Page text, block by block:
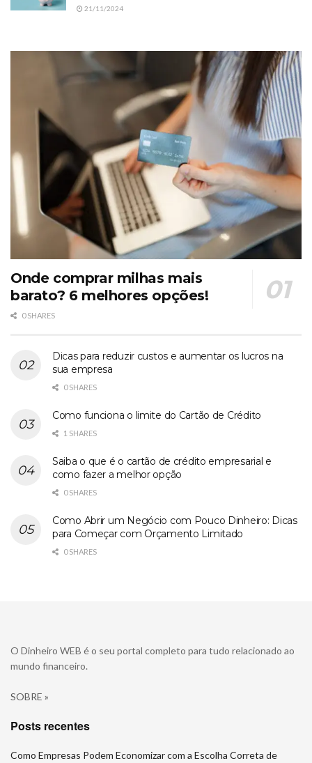
21/11/2024
Onde comprar milhas mais
barato? 6 melhores opções!
0 SHARES
Dicas para reduzir custos e aumentar os lucros na
sua empresa
0 SHARES
Como funciona o limite do Cartão de Crédito
1 SHARES
Saiba o que é o cartão de crédito empresarial e
como fazer a melhor opção
0 SHARES
Como Abrir um Negócio com Pouco Dinheiro: Dicas
para Começar com Orçamento Limitado
0 SHARES
O Dinheiro WEB é o seu portal completo para tudo relacionado ao
mundo financeiro.
SOBRE »
Posts recentes
Como Empresas Podem Economizar com a Escolha Correta de